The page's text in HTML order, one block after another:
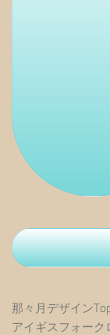
那々月デザイン
アイギスフォーク